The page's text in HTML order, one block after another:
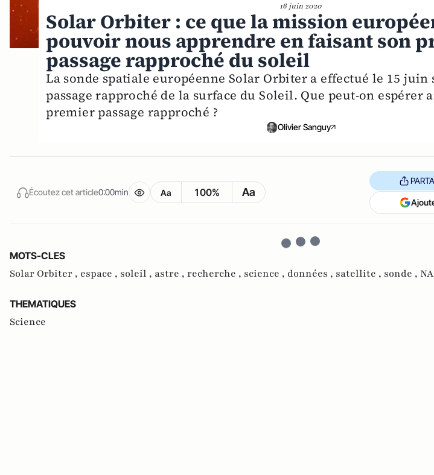
16 juin 2020
Solar Orbiter : ce que la mission
pouvoir nous apprendre en faisant son
passage rapproché du soleil
La sonde spatiale européenne Solar Orbiter a effectué le 15
passage rapproché de la surface du Soleil. Que peut-on espérer
premier passage rapproché ?
Olivier Sanguy
Écoutez cet article0:00min Aa 100% Aa
MOTS-CLES
Solar Orbiter , espace , soleil , astre , recherche , science , données , satellite , sonde ,
THEMATIQUES
Science